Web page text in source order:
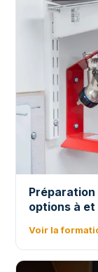
Préparation
options à et
Voir la